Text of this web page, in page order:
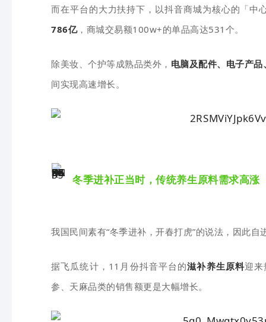
而在平台的大力扶持下，以抖音商城为核心的「中
786亿，商城交易额100w+的单品高达531个。
除美妆、个护等成熟品类外， 电脑及配件、电子产品
间实现高速增长。
冬季进补正当时，传统养生原料需求高涨
我国民间素有“冬季进补，开春打虎”的说法，因此自
据飞瓜统计，11月份抖音平台的滋补养生原料迎
参、天麻品类的销售额更是大幅增长。